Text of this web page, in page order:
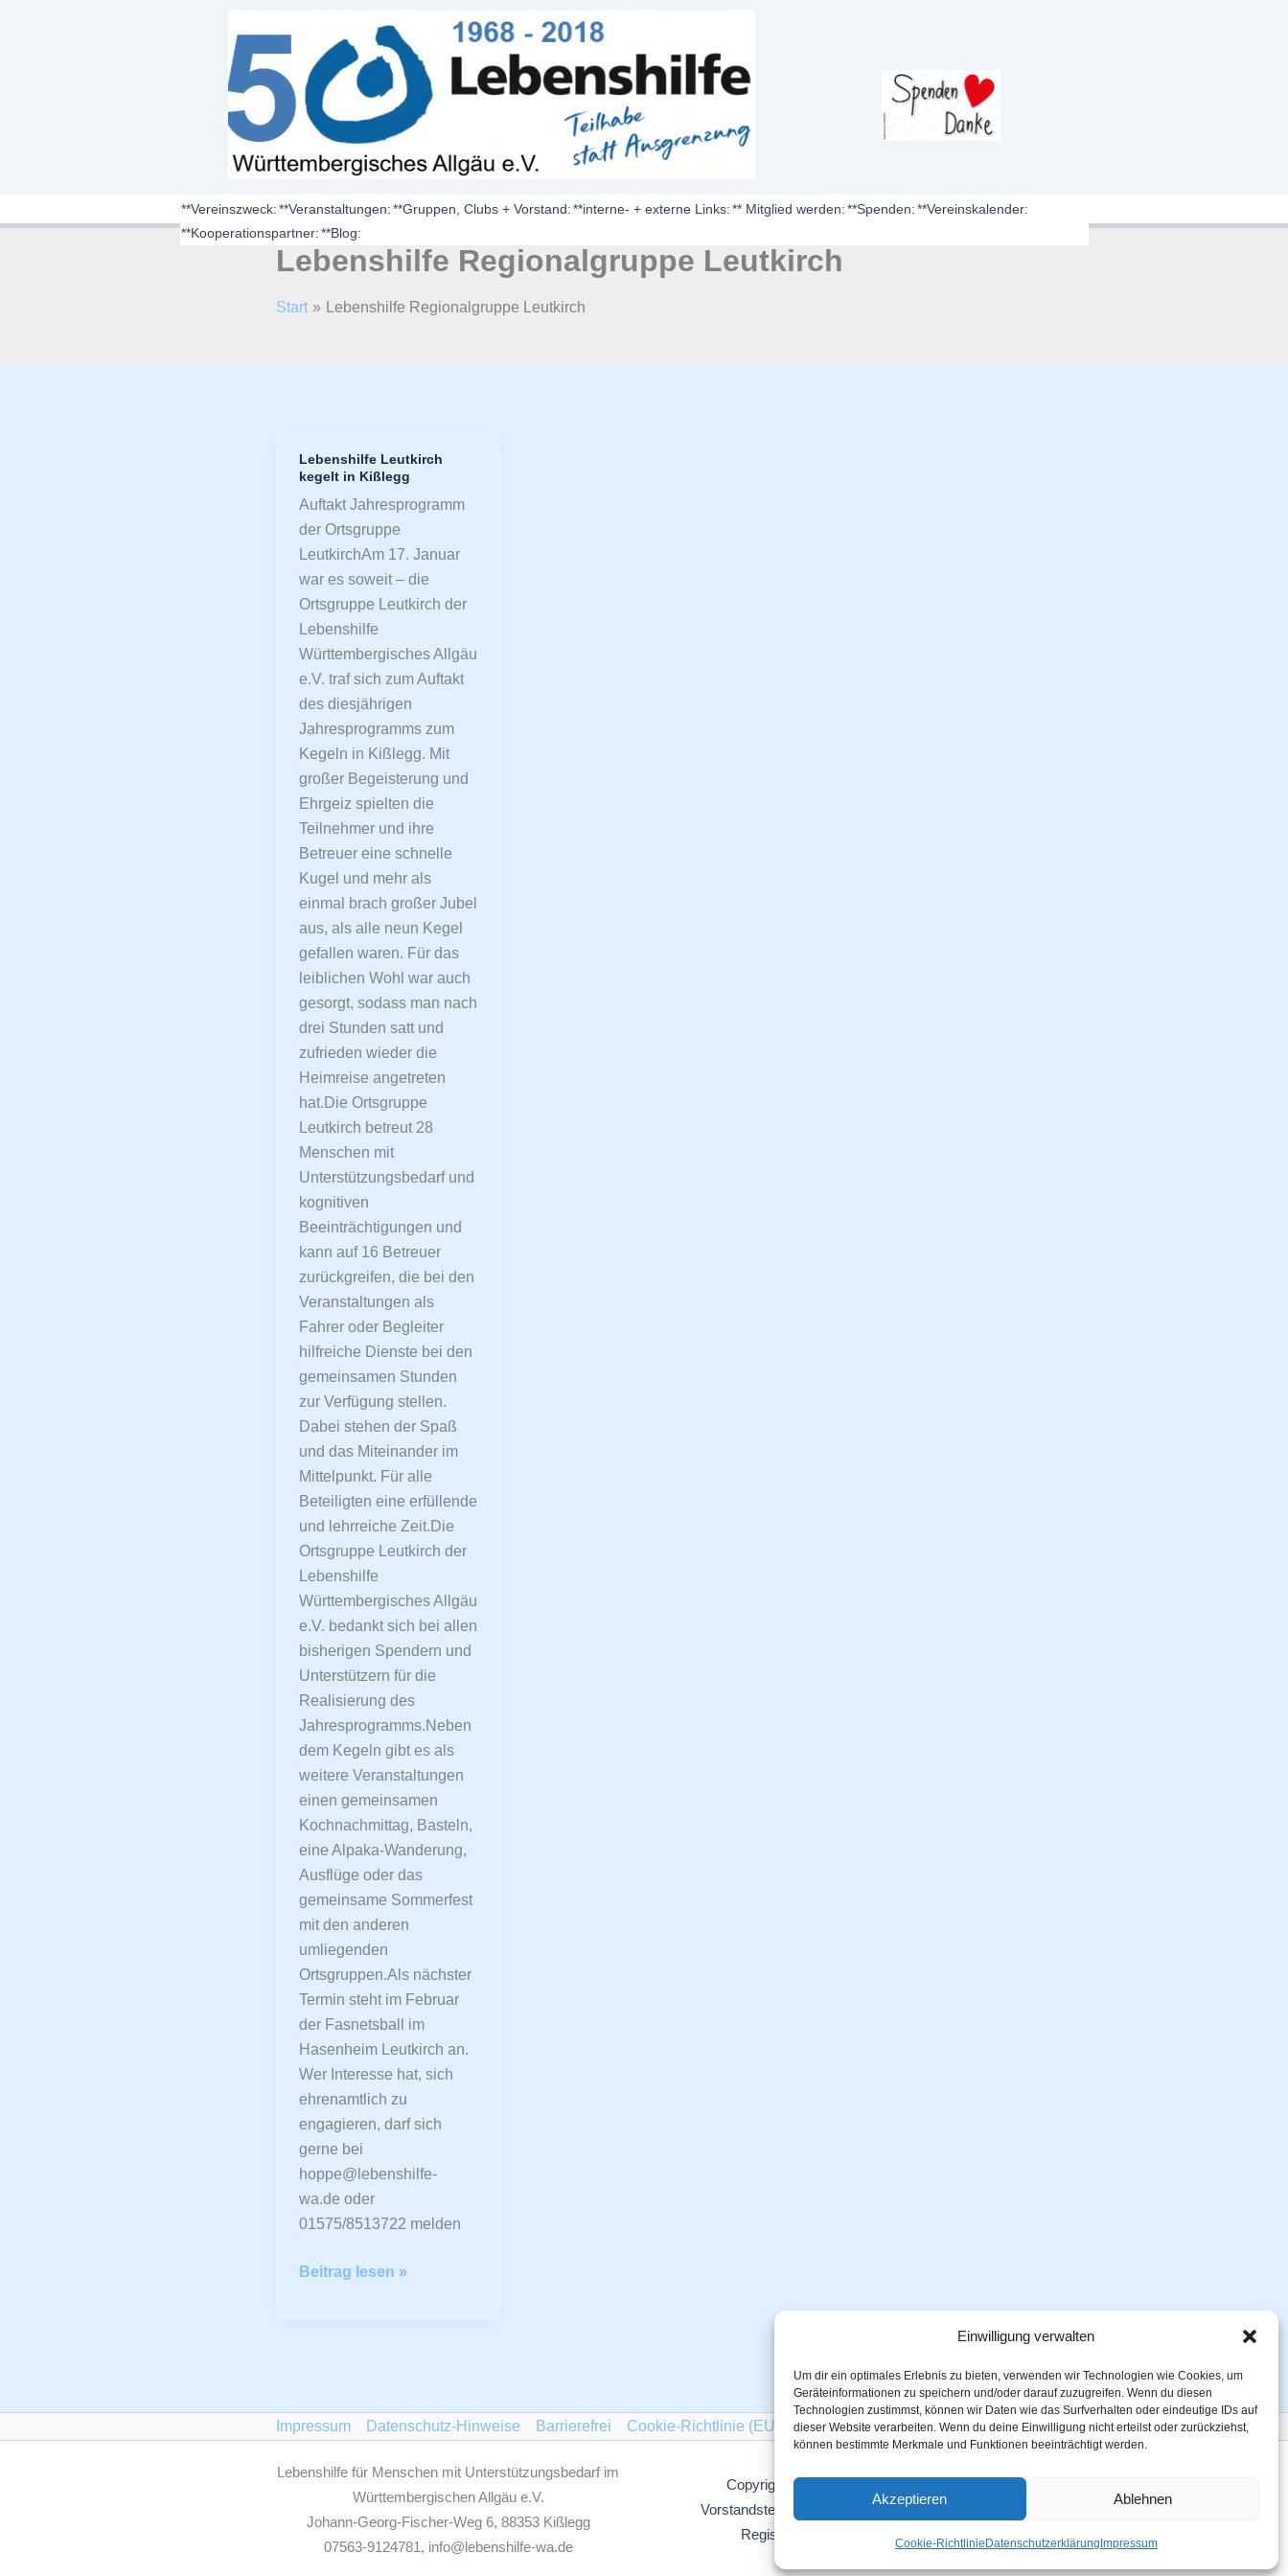
Einwilligung verwalten
Um dir ein optimales Erlebnis zu bieten, verwenden wir Technologien wie Cookies, um
Geräteinformationen zu speichern und/oder darauf zuzugreifen. Wenn du diesen
Technologien zustimmst, können wir Daten wie das Surfverhalten oder eindeutige IDs auf
dieser Website verarbeiten. Wenn du deine Einwilligung nicht erteilst oder zurückziehst,
können bestimmte Merkmale und Funktionen beeinträchtigt werden.
Akzeptieren Ablehnen
Cookie-Richtlinie Datenschutzerklärung Impressum
**Vereinszweck:**Veranstaltungen:**Gruppen, Clubs + Vorstand:**interne- + externe Links:** Mitglied werden:**Spenden:**Vereinskalender:
**Kooperationspartner:**Blog:
Lebenshilfe Regionalgruppe Leutkirch
Start Lebenshilfe Regionalgruppe Leutkirch
Lebenshilfe Leutkirch
kegelt in Kißlegg
Auftakt Jahresprogramm
der Ortsgruppe
LeutkirchAm 17. Januar
war es soweit – die
Ortsgruppe Leutkirch der
Lebenshilfe
Württembergisches Allgäu
e.V. traf sich zum Auftakt
des diesjährigen
Jahresprogramms zum
Kegeln in Kißlegg. Mit
großer Begeisterung und
Ehrgeiz spielten die
Teilnehmer und ihre
Betreuer eine schnelle
Kugel und mehr als
einmal brach großer Jubel
aus, als alle neun Kegel
gefallen waren. Für das
leiblichen Wohl war auch
gesorgt, sodass man nach
drei Stunden satt und
zufrieden wieder die
Heimreise angetreten
hat.Die Ortsgruppe
Leutkirch betreut 28
Menschen mit
Unterstützungsbedarf und
kognitiven
Beeinträchtigungen und
kann auf 16 Betreuer
zurückgreifen, die bei den
Veranstaltungen als
Fahrer oder Begleiter
hilfreiche Dienste bei den
gemeinsamen Stunden
zur Verfügung stellen.
Dabei stehen der Spaß
und das Miteinander im
Mittelpunkt. Für alle
Beteiligten eine erfüllende
und lehrreiche Zeit.Die
Ortsgruppe Leutkirch der
Lebenshilfe
Württembergisches Allgäu
e.V. bedankt sich bei allen
bisherigen Spendern und
Unterstützern für die
Realisierung des
Jahresprogramms.Neben
dem Kegeln gibt es als
weitere Veranstaltungen
einen gemeinsamen
Kochnachmittag, Basteln,
eine Alpaka-Wanderung,
Ausflüge oder das
gemeinsame Sommerfest
mit den anderen
umliegenden
Ortsgruppen.Als nächster
Termin steht im Februar
der Fasnetsball im
Hasenheim Leutkirch an.
Wer Interesse hat, sich
ehrenamtlich zu
engagieren, darf sich
gerne bei
hoppe@lebenshilfe-
wa.de oder
01575/8513722 melden
Lebenshilfe
Leutkirch
kegelt
in
Kißlegg
Beitrag lesen »
Impressum Datenschutz-Hinweise Barrierefrei Cookie-Richtlinie (EU)
Lebenshilfe für Menschen mit Unterstützungsbedarf im
Württembergischen Allgäu e.V.
Johann-Georg-Fischer-Weg 6, 88353 Kißlegg
07563-9124781, info@lebenshilfe-wa.de
Copyright © 2026 / WordPress Astra
Vorstandsteam Lebenshilfe Württ. Allgäu e.V.
Registergericht Ulm, VR610028